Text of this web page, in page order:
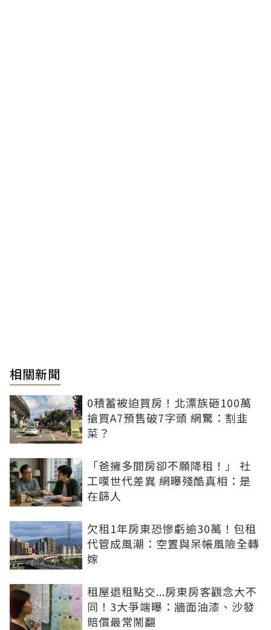
相關新聞
0積蓄被迫買房！北漂族砸100萬
搶買A7預售破7字頭 網驚：割韭
菜？
「爸擁多間房卻不願降租！」 社
工嘆世代差異 網曝殘酷真相：是
在篩人
欠租1年房東恐慘虧逾30萬！包租
代管成風潮：空置與呆帳風險全轉
嫁
租屋退租點交...房東房客觀念大不
同！3大爭端曝：牆面油漆、沙發
賠償最常鬧翻